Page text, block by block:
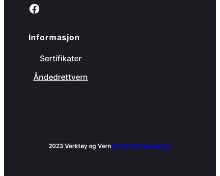
Link to facebook page
Informasjon
Sertifikater
Åndedrettvern
2023 Verktøy og VernPersonvernerklæring